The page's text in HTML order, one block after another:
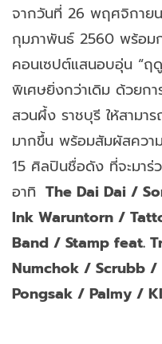
จากวันที่ 26 พฤศจิกายน
กุมภาพันธ์ 2560 พร้อม
คอนเซปต์แสนอบอุ่น “ฤ
พิเศษยิ่งกว่าเดิม ด้วยกา
สวนผึ้ง ราชบุรี ให้สามา
มากขึ้น พร้อมสัมผัสควา
15 ศิลปินชื่อดัง ที่จะมาร่
อาทิ The Dai Dai /
Ink Waruntorn /
Band / Stamp feat.
Numchok / Scrubb
Pongsak / Palmy /